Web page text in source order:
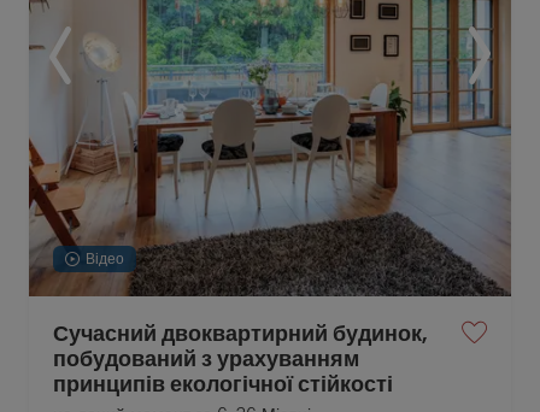
Відео
Сучасний двоквартирний будинок,
побудований з урахуванням
принципів екологічної стійкості